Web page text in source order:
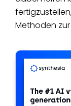
Methoden